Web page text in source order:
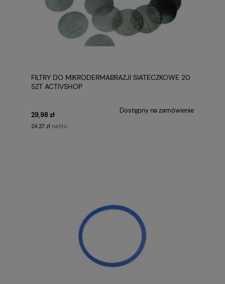
FILTRY DO MIKRODERMABRAZJI SIATECZKOWE 20
SZT ACTIVSHOP
29,98 zł
24,37 zł netto
Dostępny na zamówienie